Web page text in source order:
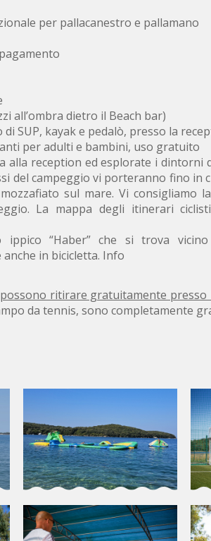
per pallacanestro e pallamano
all’ombra dietro il Beach bar)
SUP, kayak e pedalò, presso la
per adulti e bambini, uso gratuito
alla reception ed esplorate i dintorni
del campeggio vi porteranno fino in
sul mare. Vi consigliamo
La mappa degli itinerari
ippico “Haber” che si trova
in bicicletta. Info
ritirare gratuitamente presso
da tennis, sono completamente